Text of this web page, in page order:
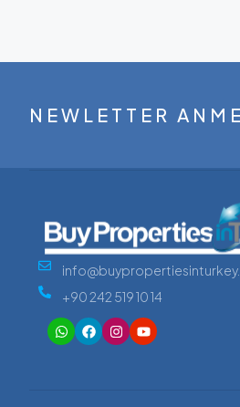
NEWLETTER
+90 242 519 10 14